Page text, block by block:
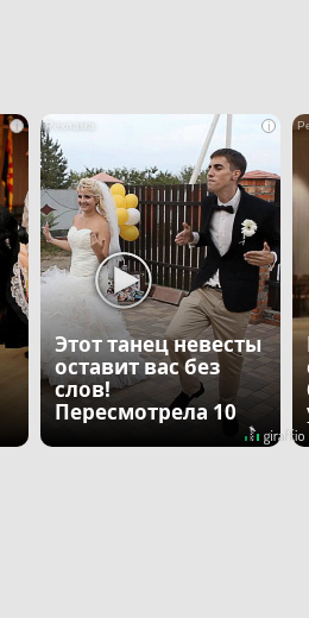
i i
Этот танец невесты
оставит вас без
слов!
Пересмотрела 10